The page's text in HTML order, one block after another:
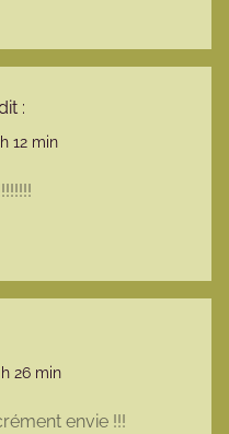
:
12 min
26 min
envie !!!